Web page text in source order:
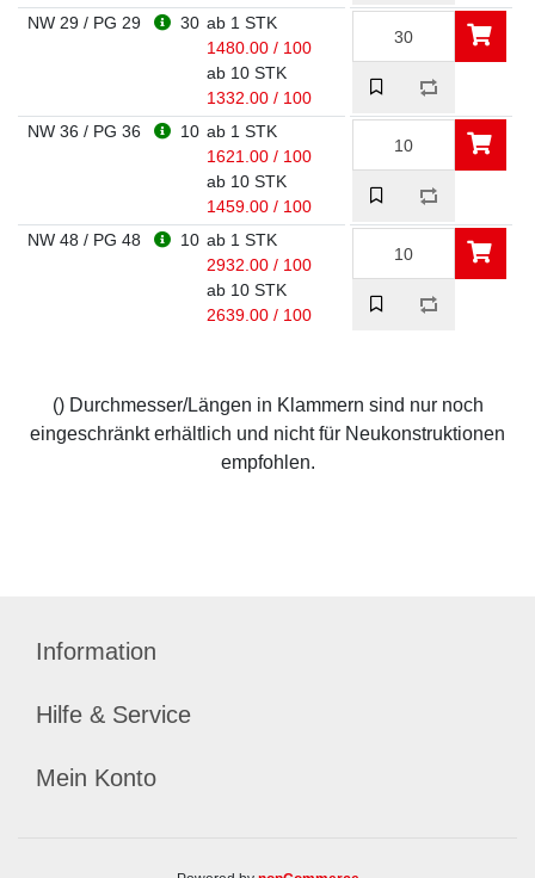
NW 29 / PG 29
30 ab 1 STK
1480.00 / 100
ab 10 STK
1332.00 / 100
NW 36 / PG 36
10 ab 1 STK
1621.00 / 100
ab 10 STK
1459.00 / 100
NW 48 / PG 48
10 ab 1 STK
2932.00 / 100
ab 10 STK
2639.00 / 100
() Durchmesser/Längen in Klammern sind nur noch
eingeschränkt erhältlich und nicht für Neukonstruktionen
empfohlen.
Information
Hilfe & Service
Mein Konto